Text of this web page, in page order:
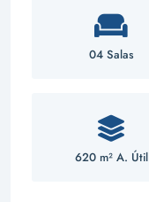
04 Salas
620 m² A. Útil